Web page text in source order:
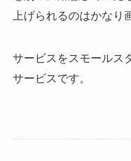
上げられるのはかなり
サービスをスモールス
サービスです。